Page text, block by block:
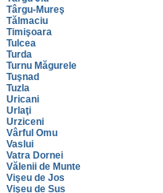
Târgu-Mureş
Tălmaciu
Timişoara
Tulcea
Turda
Turnu Măgurele
Tuşnad
Tuzla
Uricani
Urlaţi
Urziceni
Vârful Omu
Vaslui
Vatra Dornei
Vălenii de Munte
Vişeu de Jos
Vişeu de Sus